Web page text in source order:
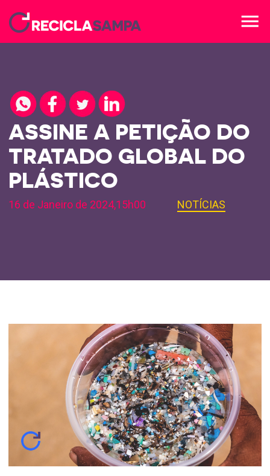
menu
ASSINE A PETIÇÃO DO
TRATADO GLOBAL DO
PLÁSTICO
16 de Janeiro de 2024,15h00 NOTÍCIAS